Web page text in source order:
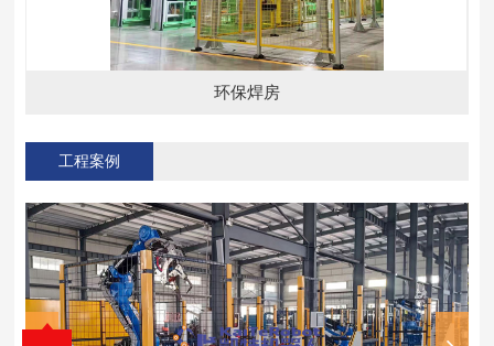
环保焊房
工程案例